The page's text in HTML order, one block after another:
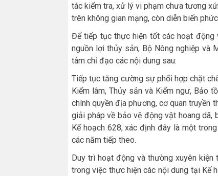
tác kiểm tra, xử lý vi phạm chưa tương
trên không gian mạng, còn diễn biến
Để tiếp tục thực hiện tốt các hoạt động
nguồn lợi thủy sản; Bộ Nông nghiệp và
tâm chỉ đạo các nội dung sau:
Tiếp tục tăng cường sự phối hợp chặt
Kiểm lâm, Thủy sản và Kiểm ngư, Bảo
chính quyền địa phương, cơ quan truyền
giải pháp về bảo vệ động vật hoang
Kế hoạch 628, xác định đây là một
các năm tiếp theo.
Duy trì hoạt động và thường xuyên kiện
trong việc thực hiện các nội dung tại Kế